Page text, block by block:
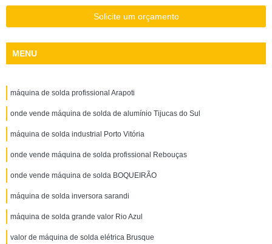
Solicite um orçamento
MENU
máquina de solda profissional Arapoti
onde vende máquina de solda de alumínio Tijucas do Sul
máquina de solda industrial Porto Vitória
onde vende máquina de solda profissional Rebouças
onde vende máquina de solda BOQUEIRÃO
máquina de solda inversora sarandi
máquina de solda grande valor Rio Azul
valor de máquina de solda elétrica Brusque